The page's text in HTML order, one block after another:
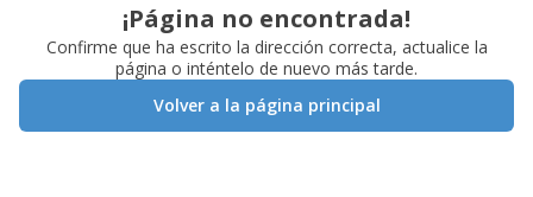
¡Página no encontrada!
Confirme que ha escrito la dirección correcta, actualice la
página o inténtelo de nuevo más tarde.